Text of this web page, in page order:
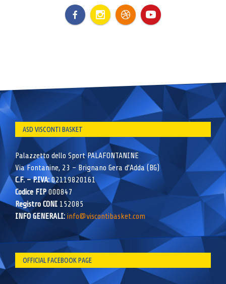
ASD VISCONTI BASKET
Palazzetto dello Sport PALAFONTANINE
Via Fontanine, 23 – Brignano Gera d’Adda (BG)
C.F. – P.IVA: 02119820161
Codice FIP000847
Registro CONI 152085
INFO GENERALI: info@viscontibasket.com
OFFICIAL FACEBOOK PAGE